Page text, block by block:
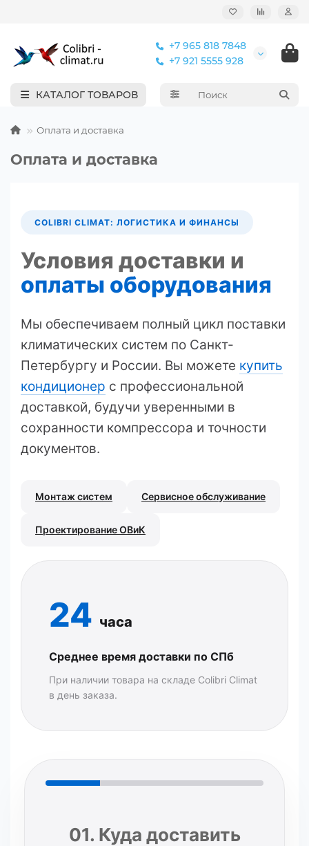
+7 965 818 7848
+7 921 5555 928
КАТАЛОГ ТОВАРОВ
Оплата и доставка
Оплата и доставка
COLIBRI CLIMAT: ЛОГИСТИКА И ФИНАНСЫ
Условия доставки и
оплаты оборудования
Мы обеспечиваем полный цикл поставки
климатических систем по Санкт-
Петербургу и России. Вы можете купить
кондиционер с профессиональной
доставкой, будучи уверенными в
сохранности компрессора и точности
документов.
Монтаж систем Сервисное обслуживание
Проектирование ОВиК
24 часа
Среднее время доставки по СПб
При наличии товара на складе Colibri Climat
в день заказа.
01. Куда доставить